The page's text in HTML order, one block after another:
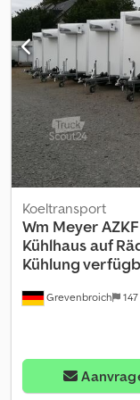
op trailershop
beschermd - logo's
A13TK711+ZAZ0025
specificaties zijn niet
Grevenbroich
Koeltransport
Wm Meyer
Kühlhaus auf
Kühlung